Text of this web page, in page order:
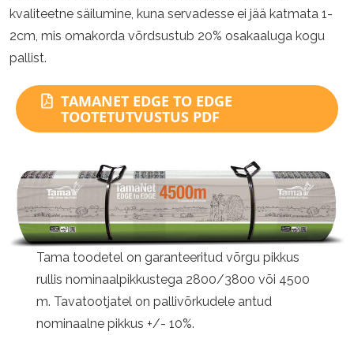
kvaliteetne säilumine, kuna servadesse ei jää katmata 1-
2cm, mis omakorda võrdsustub 20% osakaaluga kogu
pallist.
TAMANET EDGE TO EDGE
TOOTETUTVUSTUS PDF
Tama toodetel on garanteeritud võrgu pikkus
rullis nominaalpikkustega 2800/3800 või 4500
m. Tavatootjatel on pallivõrkudele antud
nominaalne pikkus +/- 10%.